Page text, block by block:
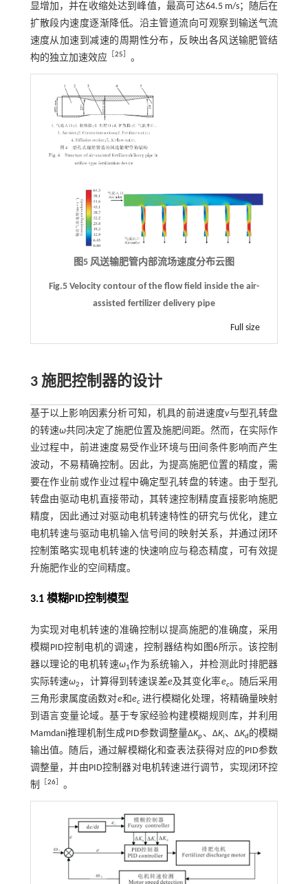
显增加，并在收缩处达到峰值，最高可达64.5 m/s；随后在
扩散段内速度逐渐降低。沿主管道流向可观察到输送气流
速度从加速到减速的周期性分布，反映出各风送输肥管结
构的独立加速效应［25］ 。
图5 风送输肥管内部流场速度分布云图
Fig.5 Velocity contour of the flow field inside the air-
assisted fertilizer delivery pipe
Full size
3 施肥控制器的设计
基于以上影响因素分析可知，机具的前进速度v与型孔转盘
的转速ω共同决定了施肥位置及施肥间距。然而，在实际作
业过程中，前进速度易受作业环境与田间条件影响而产生
波动，不易精确控制。因此，为提高施肥位置的精度，需
要在作业前或作业过程中确定型孔转盘的转速。由于型孔
转盘由驱动电机直接带动，其转速控制精度直接影响施肥
精度，因此通过对驱动电机转速特性的研究与优化，建立
电机转速与驱动电机输入信号间的映射关系，并通过闭环
控制策略实现电机转速的快速响应与稳态精度，可有效提
升施肥作业的空间精度。
3.1 模糊PID控制模型
为实现对电机转速的准确控制以提高施肥的准确度，采用
模糊PID控制电机的调速，控制器结构如 图6所示。该控制
器以理论的电机转速ω1作为系统输入，并检测此时排肥器
实际转速ω2 ，计算得到转速误差e及其变化率ec。随后采用
三角形隶属度函数对e和ec进行模糊化处理，将精确量映射
到语言变量论域。基于专家经验构建模糊规则库，并利用
Mamdani推理机制生成PID参数调整量ΔKp、ΔKi、ΔKd 的模糊
输出值。随后，通过解模糊化和查表法获得对应的PID参数
调整量，并由PID控制器对电机转速进行调节，实现闭环控
制
26］ 。